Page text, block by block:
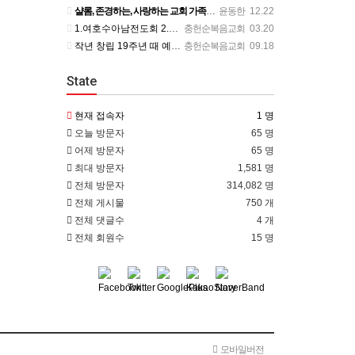
윤동한 12.22
샬롬, 존경하는, 사랑하는 교회 가족 여러분께 이렇게 제 개인적인 사정을 전하게 되어 마음이 무겁습니다. 부…
충헌순복음교회 03.20
1.여호수아남전도회 2.한나여전도회 3.에스더여전도회 4.청년부 5.마리아여전도회
충헌순복음교회 09.18
작년 창립 19주년 때 예약되어 있는 장경동목사님 초청 부흥회를 코로나 때문에 미루다가 20주년 되어서야 드…
State
현재 접속자
1 명
오늘 방문자
65 명
어제 방문자
65 명
최대 방문자
1,581 명
전체 방문자
314,082 명
전체 게시물
750 개
전체 댓글수
4 개
전체 회원수
15 명
모바일버전